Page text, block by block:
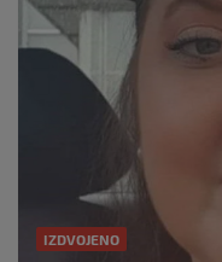
IZDVOJENO